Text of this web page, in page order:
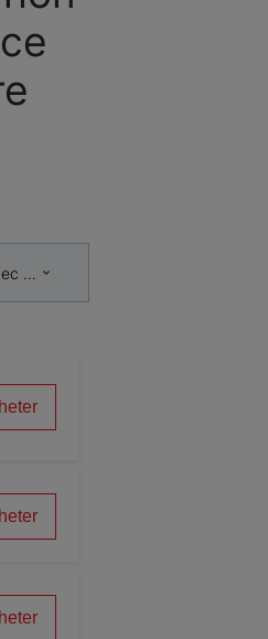
Un Halo De Sauce Savoureuse